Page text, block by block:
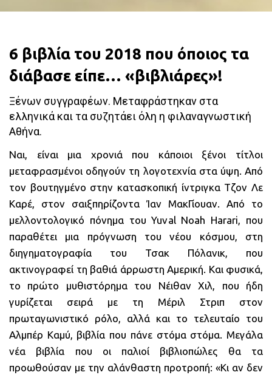
6 βιβλία του 2018 που όποιος τα
διάβασε είπε… «βιβλιάρες»!
Ξένων συγγραφέων. Μεταφράστηκαν στα
ελληνικά και τα συζητάει όλη η φιλαναγνωστική
Αθήνα.
Ναι, είναι μια χρονιά που κάποιοι ξένοι τίτλοι
μεταφρασμένοι οδηγούν τη λογοτεχνία στα ύψη. Από
τον βουτηγμένο στην κατασκοπική ίντριγκα Τζον Λε
Καρέ, στον σαιξπηρίζοντα Ίαν ΜακΓίουαν. Από το
μελλοντολογικό πόνημα του Yuval Noah Harari, που
παραθέτει μια πρόγνωση του νέου κόσμου, στη
διηγηματογραφία του Τσακ Πόλανικ, που
ακτινογραφεί τη βαθιά άρρωστη Αμερική. Και φυσικά,
το πρώτο μυθιστόρημα του Νέιθαν Χιλ, που ήδη
γυρίζεται σειρά με τη Μέριλ Στριπ στον
πρωταγωνιστικό ρόλο, αλλά και το τελευταίο του
Αλμπέρ Καμύ, βιβλία που πάνε στόμα στόμα. Μεγάλα
νέα βιβλία που οι παλιοί βιβλιοπώλες θα τα
προωθούσαν με την αλάνθαστη προτροπή: «Κι αν δεν